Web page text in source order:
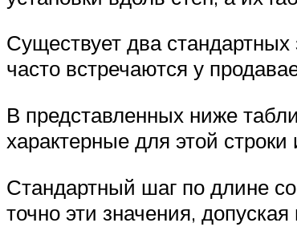
Существует два
часто встречаются у
В представленных ниже
характерные для этой строки
Стандартный шаг по длине
точно эти значения,